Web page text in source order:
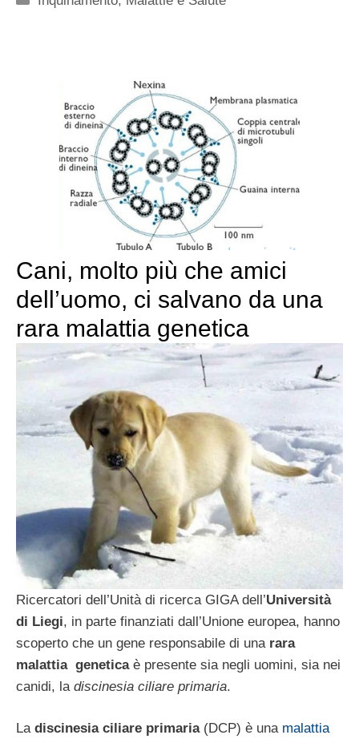
Cani, molto più che amici
dell’uomo, ci salvano da una
rara malattia genetica
Ricercatori dell’Unità di ricerca GIGA dell’Università
di Liegi, in parte finanziati dall’Unione europea, hanno
scoperto che un gene responsabile di una rara
malattia geneticaè presente sia negli uomini, sia nei
canidi, la discinesia ciliare primaria.
La discinesia ciliare primaria(DCP) è una malattia